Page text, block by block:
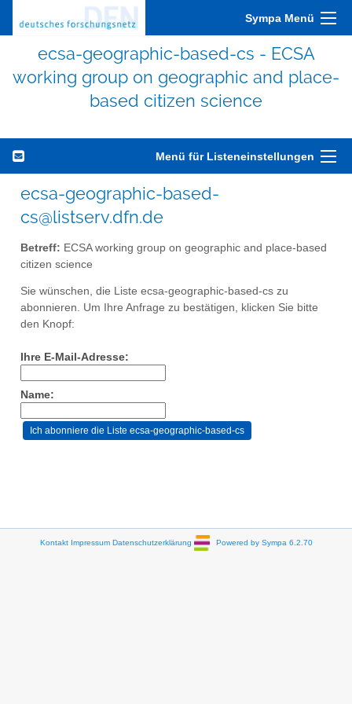
Sympa Menü
ecsa-geographic-based-cs - ECSA
working group on geographic and place-
based citizen science
Menü für Listeneinstellungen
ecsa-geographic-based-
cs@listserv.dfn.de
Betreff: ECSA working group on geographic and place-based
citizen science
Sie wünschen, die Liste ecsa-geographic-based-cs zu
abonnieren. Um Ihre Anfrage zu bestätigen, klicken Sie bitte
den Knopf:
Ihre E-Mail-Adresse:
Name:
Kontakt Impressum Datenschutzerklärung Powered by Sympa 6.2.70